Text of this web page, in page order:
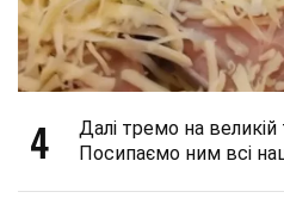
4
Далі тремо на
Посипаємо ним всі